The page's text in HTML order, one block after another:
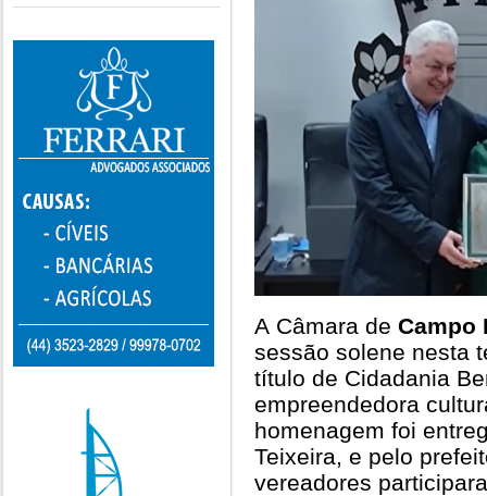
A Câmara de Campo
sessão solene nesta
título de Cidadania
empreendedora
homenagem foi
Teixeira, e pelo
vereadores